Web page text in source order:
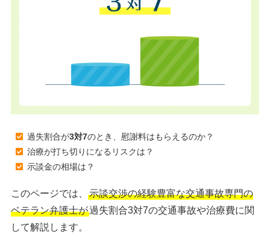
過失割合が3対7のとき、慰謝料はもらえるのか？
治療が打ち切りになるリスクは？
示談金の相場は？
このページでは、
示談交渉の経験豊富な交通事故専門の
ベテラン弁護士が過失割合3対7の交通事故や治療費に関
して解説します。